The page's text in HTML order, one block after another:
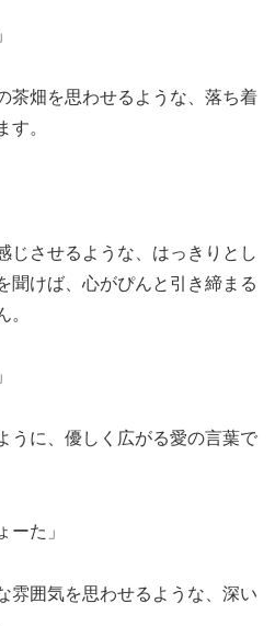
茶畑を思わせるような、落ち着
す。
じさせるような、はっきりとし
聞けば、心がぴんと引き締まる
。
うに、優しく広がる愛の言葉で
ーた」
雰囲気を思わせるような、深い